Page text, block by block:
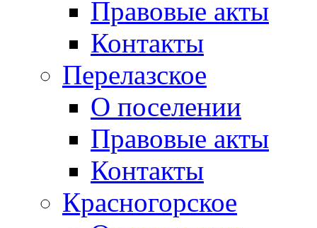
Правовые акты
Контакты
Перелазское
О поселении
Правовые акты
Контакты
Красногорское